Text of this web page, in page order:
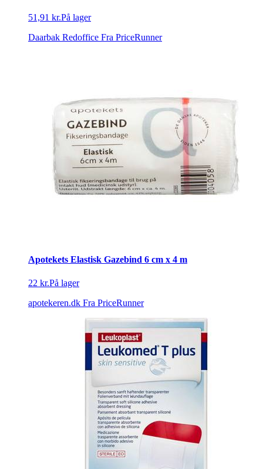
51,91 kr.På lager
Daarbak Redoffice Fra PriceRunner
Apotekets Elastisk Gazebind 6 cm x 4 m
22 kr.På lager
apotekeren.dk Fra PriceRunner